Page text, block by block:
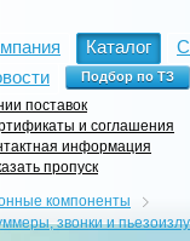
Каталог
поставок
и соглашения
информация
пропуск
компоненты
звонки и